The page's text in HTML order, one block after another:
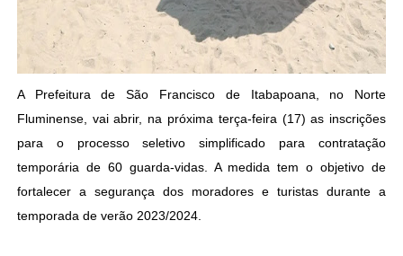
A Prefeitura de São Francisco de Itabapoana, no Norte
Fluminense, vai abrir, na próxima terça-feira (17) as inscrições
para o processo seletivo simplificado para contratação
temporária de 60 guarda-vidas. A medida tem o objetivo de
fortalecer a segurança dos moradores e turistas durante a
temporada de verão 2023/2024.